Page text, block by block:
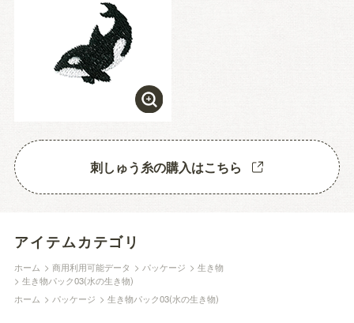
刺しゅう糸の購入はこちら
アイテムカテゴリ
ホーム >商用利用可能データ >パッケージ >生き物
>生き物パック03(水の生き物)
ホーム > パッケージ >生き物パック03(水の生き物)